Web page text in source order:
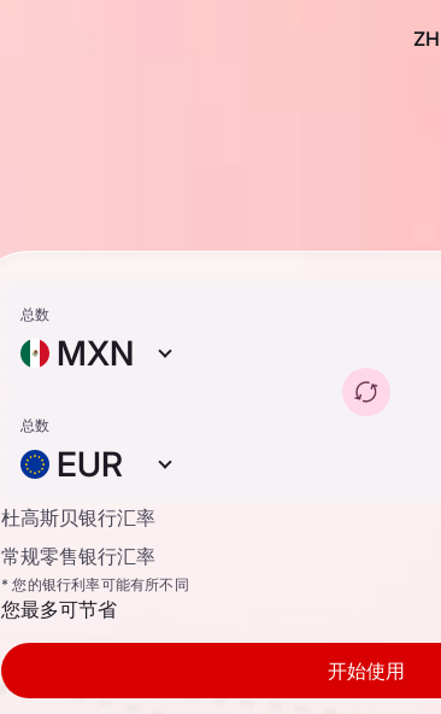
ZH
总数
MXN
总数
EUR
杜高斯贝银行汇率
常规零售银行汇率
* 您的银行利率可能有所不同
您最多可节省
开始使用